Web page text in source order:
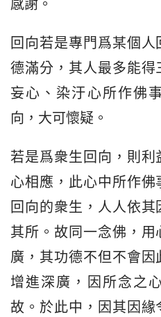
感謝。
回向若是專門爲某個
德滿分，其人最多能
妄心、染汙心所作佛
向，大可懷疑。
若是爲衆生回向，則
心相應，此心中所作
回向的衆生，人人依
其所。故同一念佛，
廣，其功德不但不會
增進深廣，因所念之
故。於此中，因其因